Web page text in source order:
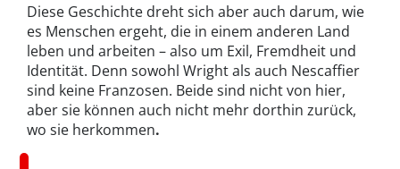
Diese Geschichte dreht sich aber auch darum, wie
es Menschen ergeht, die in einem anderen Land
leben und arbeiten – also um Exil, Fremdheit und
Identität. Denn sowohl Wright als auch Nescaffier
sind keine Franzosen. Beide sind nicht von hier,
aber sie können auch nicht mehr dorthin zurück,
wo sie herkommen.